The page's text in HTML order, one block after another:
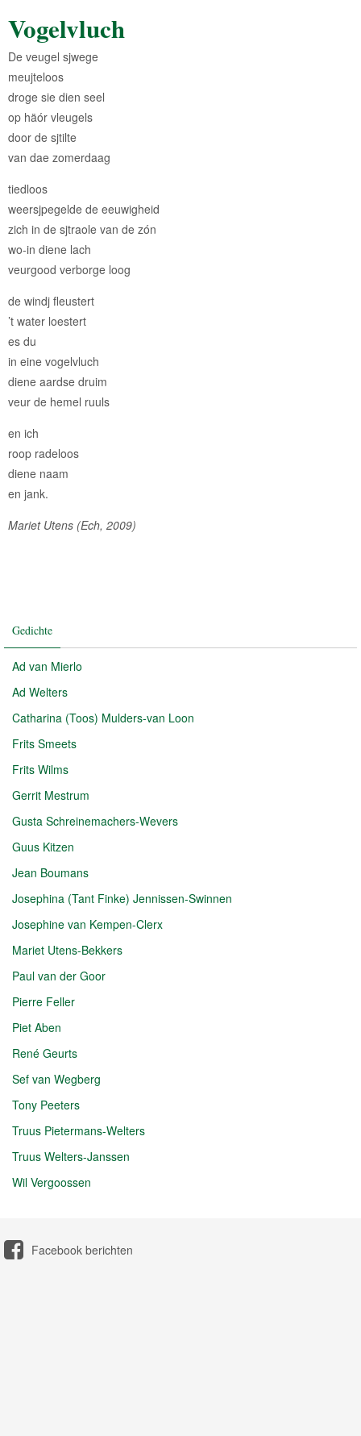
Vogelvluch
De veugel sjwege
meujteloos
droge sie dien seel
op häór vleugels
door de sjtilte
van dae zomerdaag
tiedloos
weersjpegelde de eeuwigheid
zich in de sjtraole van de zón
wo-in diene lach
veurgood verborge loog
de windj fleustert
’t water loestert
es du
in eine vogelvluch
diene aardse druim
veur de hemel ruuls
en ich
roop radeloos
diene naam
en jank.
Mariet Utens (Ech, 2009)
Gedichte
Ad van Mierlo
Ad Welters
Catharina (Toos) Mulders-van Loon
Frits Smeets
Frits Wilms
Gerrit Mestrum
Gusta Schreinemachers-Wevers
Guus Kitzen
Jean Boumans
Josephina (Tant Finke) Jennissen-Swinnen
Josephine van Kempen-Clerx
Mariet Utens-Bekkers
Paul van der Goor
Pierre Feller
Piet Aben
René Geurts
Sef van Wegberg
Tony Peeters
Truus Pietermans-Welters
Truus Welters-Janssen
Wil Vergoossen
Facebook berichten